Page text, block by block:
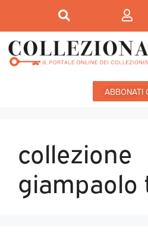
ABBONATI
collezione
giampaolo